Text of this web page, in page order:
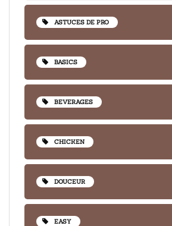
ASTUCES DE PRO
BASICS
BEVERAGES
CHICKEN
DOUCEUR
EASY